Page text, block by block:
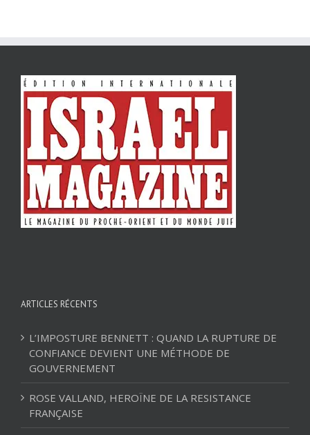
ARTICLES RÉCENTS
L’IMPOSTURE BENNETT : QUAND LA RUPTURE DE
CONFIANCE DEVIENT UNE MÉTHODE DE
GOUVERNEMENT
ROSE VALLAND, HEROÏNE DE LA RESISTANCE
FRANÇAISE